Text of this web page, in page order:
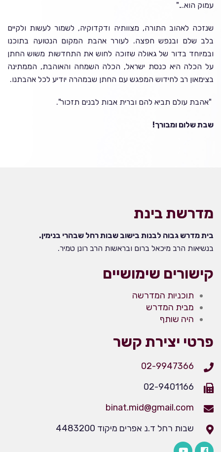
עמוק הוא..."
שנזכה לאהוב התורה, מצוותיה ודקדוקיה, לשמור לעשות ולקיים
בלב שלם ובנפש חפצה. לעורר אהבת המקום הנטועה בתוכנו
ובמיוחד בדור של גאולה שזוכה לחוש את התחדשות משוש החתן
על הכלה היא כנסת ישראל, הכלה השמחה והאוהבת, הממתינה
בצימאון רב לחידוש המפגש עם החתן שבמהרה יודיע לכל אהבתנו.
"אהבת עולם תביא להם וברית אבות לבנים תזכור".
שבת שלום ומבורך!
מדרשת בינת
בית מדרש גבוה לבנות בישוב שבות רחל שבהרי בנימין.
בנשיאות הרב מיכאל ברום ובראשות הרב רונן טמיר.
קישורים שימושיים
תוכניות המדרשה
מבית המדרש
היה שותף
פרטי יצירת קשר
02-9947366
02-9401166
binat.mid@gmail.com
שבות רחל ד.נ אפרים מיקוד 4483200